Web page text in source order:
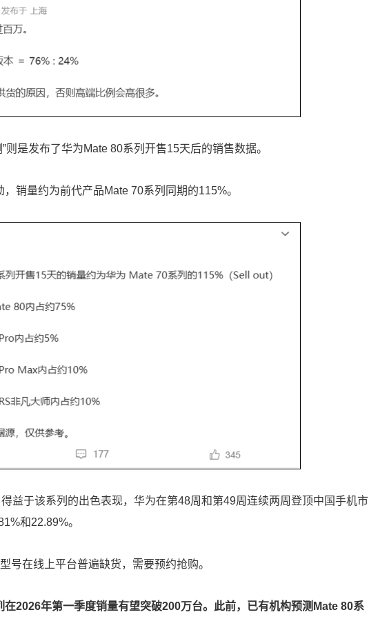
是发布了华为Mate 80系列开售15天后的销售数据。
销量约为前代产品Mate 70系列同期的115%。
益于该系列的出色表现，华为在第48周和第49周连续两周登顶中国手机市
和22.89%。
号在线上平台普遍缺货，需要预约抢购。
在2026年第一季度销量有望突破200万台。此前，已有机构预测Mate 80系